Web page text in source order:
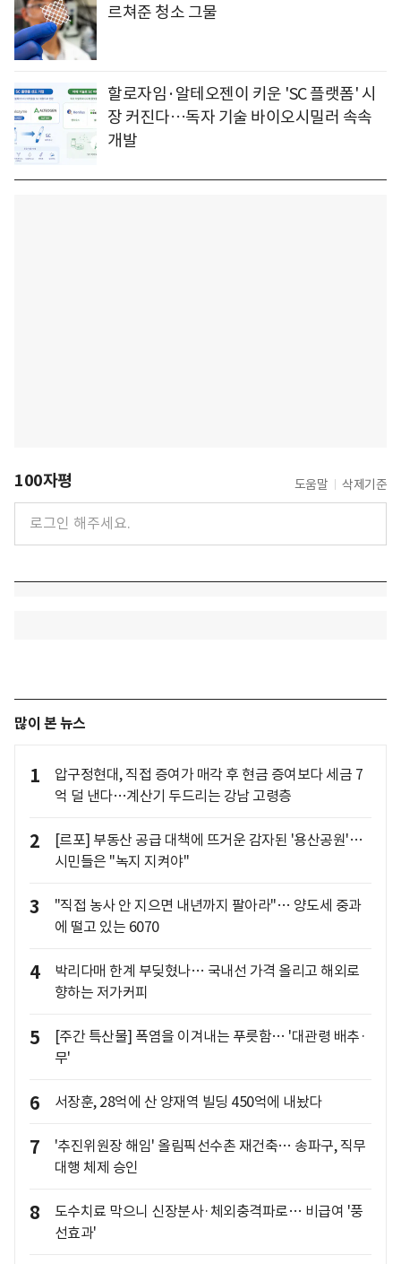
르쳐준 청소 그물
할로자임·알테오젠이 키운 'SC 플랫폼' 시
장 커진다…독자 기술 바이오시밀러 속속
개발
100자평 도움말 삭제기준
많이 본 뉴스
1
압구정현대, 직접 증여가 매각 후 현금 증여보다 세금 7
억 덜 낸다…계산기 두드리는 강남 고령층
2
[르포] 부동산 공급 대책에 뜨거운 감자된 '용산공원'…
시민들은 "녹지 지켜야"
3
"직접 농사 안 지으면 내년까지 팔아라"… 양도세 중과
에 떨고 있는 6070
4
박리다매 한계 부딪혔나… 국내선 가격 올리고 해외로
향하는 저가커피
5
[주간 특산물] 폭염을 이겨내는 푸릇함… '대관령 배추·
무'
6 서장훈, 28억에 산 양재역 빌딩 450억에 내놨다
7
'추진위원장 해임' 올림픽선수촌 재건축… 송파구, 직무
대행 체제 승인
8
도수치료 막으니 신장분사·체외충격파로… 비급여 '풍
선효과'